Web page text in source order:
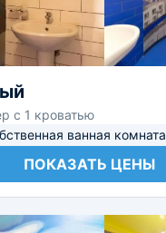
с 1 кроватью
ванная комната
ПОКАЗАТЬ ЦЕНЫ